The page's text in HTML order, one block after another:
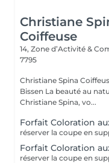
Christiane
Coiffeuse
14, Zone d’Activité &
7795
Christiane Spina Coiffeuse Naturelle Votre coiffeuse naturelle à
Bissen La beauté au naturel grâce aux plantes Bienvenue chez
Christiane Spina, vo...
Forfait Coloration
réserver la coupe en
Forfait Coloration
réserver la coupe en